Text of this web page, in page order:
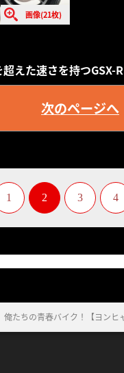
画像(21枚)
えた速さを持つGSX-
次のページへ
1 2 3 4
俺たちの青春バイク！【ヨンヒ